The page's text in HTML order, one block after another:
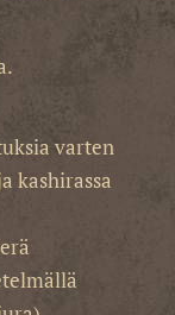
varten
kashirassa